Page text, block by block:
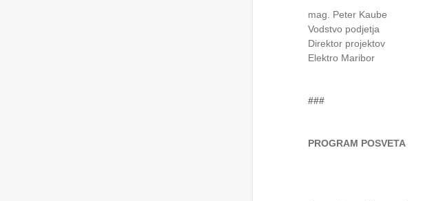
mag. Peter Kaube
Vodstvo podjetja
Direktor projektov
Elektro Maribor
###
PROGRAM POSVETA